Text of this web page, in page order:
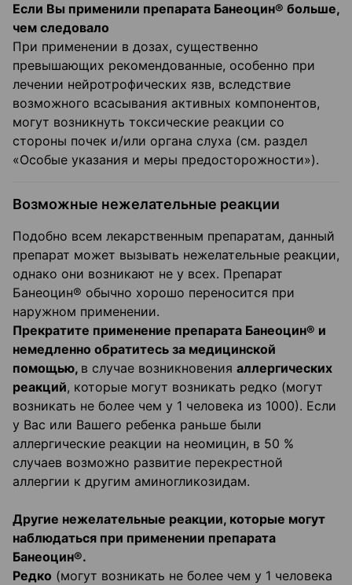
Если Вы применили препарата Банеоцин® больше,
чем следовало
При применении в дозах, существенно
превышающих рекомендованные, особенно при
лечении нейротрофических язв, вследствие
возможного всасывания активных компонентов,
могут возникнуть токсические реакции со
стороны почек и/или органа слуха (см. раздел
«Особые указания и меры предосторожности»).
Возможные нежелательные реакции
​​Подобно всем лекарственным препаратам, данный
препарат может вызывать нежелательные реакции,
однако они возникают не у всех. Препарат
Банеоцин® обычно хорошо переносится при
наружном применении.
Прекратите применение препарата Банеоцин® и
немедленно обратитесь за медицинской
помощью, в случае возникновения аллергических
реакций, которые могут возникать редко (могут
возникать не более чем у 1 человека из 1000). Если
у Вас или Вашего ребенка раньше были
аллергические реакции на неомицин, в 50 %
случаев возможно развитие перекрестной
аллергии к другим аминогликозидам.
Другие нежелательные реакции, которые могут
наблюдаться при применении препарата
Банеоцин®.
Редко (могут возникать не более чем у 1 человека